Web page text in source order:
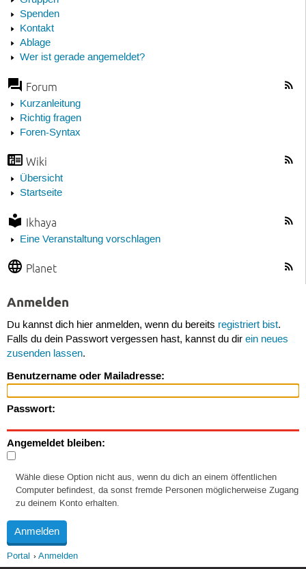
Spenden
Kontakt
Ablage
Wer ist gerade angemeldet?
Forum
Kurzanleitung
Richtig fragen
Foren-Syntax
Wiki
Übersicht
Startseite
Ikhaya
Eine Veranstaltung vorschlagen
Planet
Anmelden
Du kannst dich hier anmelden, wenn du bereits registriert bist.
Falls du dein Passwort vergessen hast, kannst du dir ein neues
zusenden lassen.
Benutzername oder Mailadresse:
Passwort:
Angemeldet bleiben:
Wähle diese Option nicht aus, wenn du dich an einem öffentlichen
Computer befindest, da sonst fremde Personen möglicherweise Zugang
zu deinem Konto erhalten.
Portal Anmelden